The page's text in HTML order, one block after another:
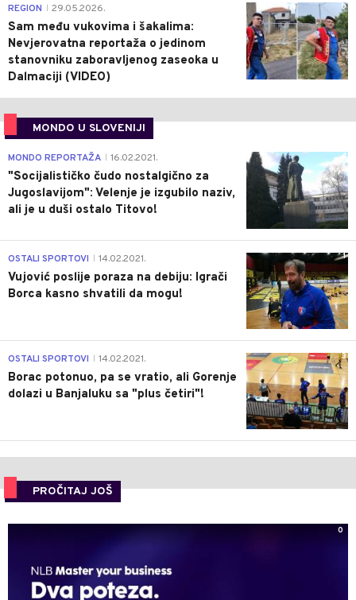
0
REGION 29.05.2026.
Sam među vukovima i šakalima:
Nevjerovatna reportaža o jedinom
stanovniku zaboravljenog zaseoka u
Dalmaciji (VIDEO)
MONDO U SLOVENIJI
4
MONDO REPORTAŽA 16.02.2021.
"Socijalističko čudo nostalgično za
Jugoslavijom": Velenje je izgubilo naziv,
ali je u duši ostalo Titovo!
1
OSTALI SPORTOVI 14.02.2021.
Vujović poslije poraza na debiju: Igrači
Borca kasno shvatili da mogu!
3
OSTALI SPORTOVI 14.02.2021.
Borac potonuo, pa se vratio, ali Gorenje
dolazi u Banjaluku sa "plus četiri"!
PROČITAJ JOŠ
0